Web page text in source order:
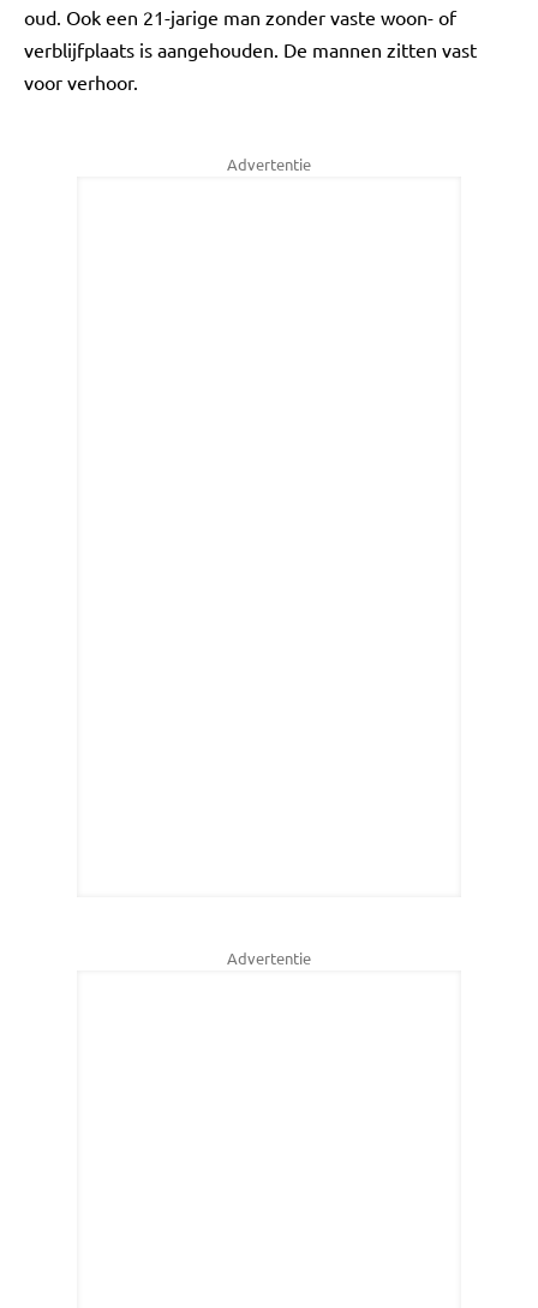
oud. Ook een 21-jarige man zonder vaste woon- of
verblijfplaats is aangehouden. De mannen zitten vast
voor verhoor.
Advertentie
Advertentie